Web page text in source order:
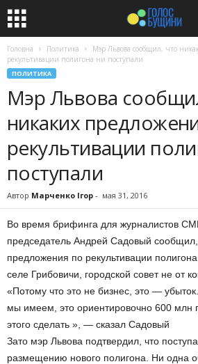
Головна Политика
Мэр Львова сообщил, что
рекультивации полигона ни поступали
ПОЛИТИКА
Мэр Львова
никаких
рекультивации
поступали
Автор Марченко Ігор - мая 31, 2016
Во время брифинга для журналистов
председатель Андрей Садовый
предложения по рекультивации
селе Грибовичи, городской совет не от
«Потому что это не бизнес, это —
мы имеем, это ориентировочно 600
этого сделать », — сказал Садовый
Зато мэр Львова подтвердил, что
размещению нового полигона. Ни одна